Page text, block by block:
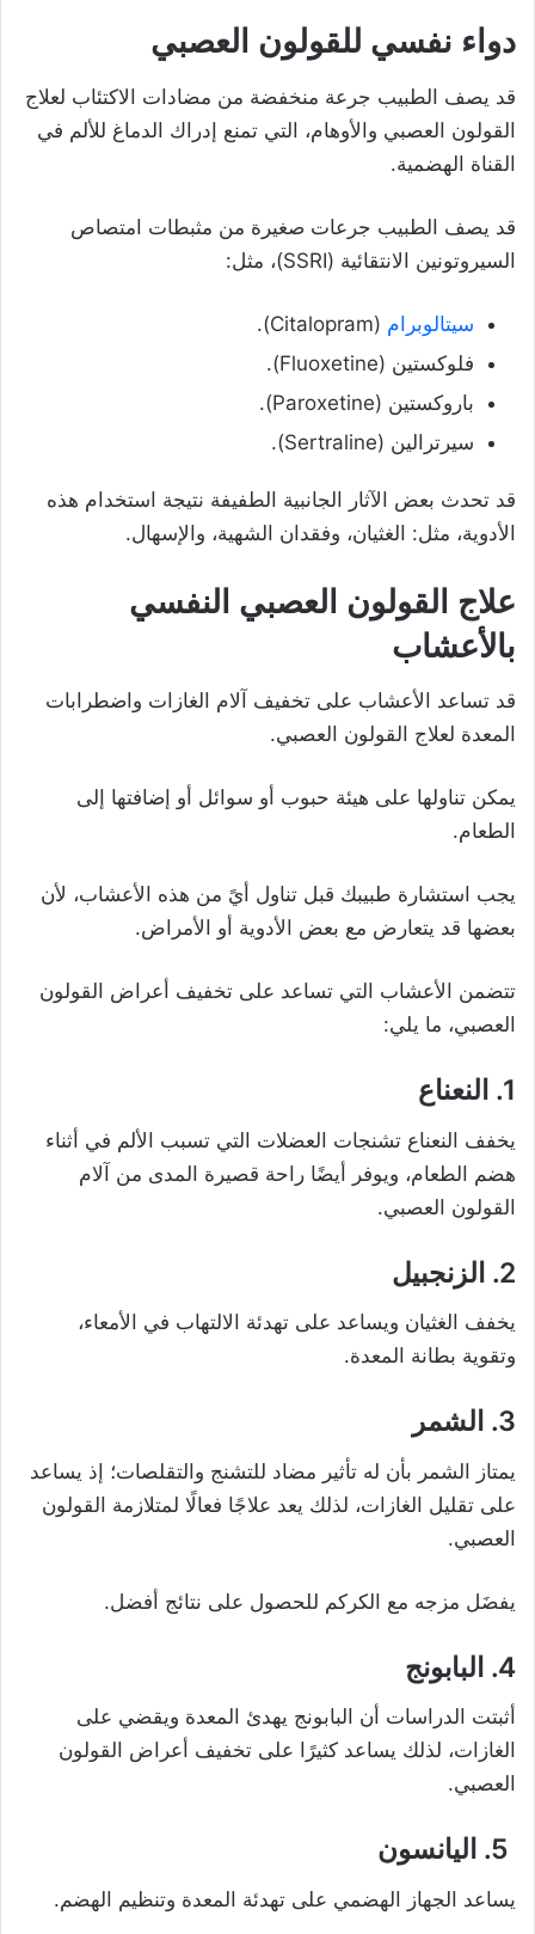
دواء نفسي للقولون العصبي
قد يصف الطبيب جرعة منخفضة من مضادات الاكتئاب لعلاج
القولون العصبي والأوهام، التي تمنع إدراك الدماغ للألم في
القناة الهضمية.
قد يصف الطبيب جرعات صغيرة من مثبطات امتصاص
السيروتونين الانتقائية (SSRI)، مثل:
سيتالوبرام (Citalopram).
فلوكستين (Fluoxetine).
باروكستين (Paroxetine).
سيرترالين (Sertraline).
قد تحدث بعض الآثار الجانبية الطفيفة نتيجة استخدام هذه
الأدوية، مثل: الغثيان، وفقدان الشهية، والإسهال.
علاج القولون العصبي النفسي
بالأعشاب
قد تساعد الأعشاب على تخفيف آلام الغازات واضطرابات
المعدة لعلاج القولون العصبي.
يمكن تناولها على هيئة حبوب أو سوائل أو إضافتها إلى
الطعام.
يجب استشارة طبيبك قبل تناول أيً من هذه الأعشاب، لأن
بعضها قد يتعارض مع بعض الأدوية أو الأمراض.
تتضمن الأعشاب التي تساعد على تخفيف أعراض القولون
العصبي، ما يلي:
1. النعناع
يخفف النعناع تشنجات العضلات التي تسبب الألم في أثناء
هضم الطعام، ويوفر أيضًا راحة قصيرة المدى من آلام
القولون العصبي.
2. الزنجبيل
يخفف الغثيان ويساعد على تهدئة الالتهاب في الأمعاء،
وتقوية بطانة المعدة.
3. الشمر
يمتاز الشمر بأن له تأثير مضاد للتشنج والتقلصات؛ إذ يساعد
على تقليل الغازات، لذلك يعد علاجًا فعالًا لمتلازمة القولون
العصبي.
يفضَل مزجه مع الكركم للحصول على نتائج أفضل.
4. البابونج
أثبتت الدراسات أن البابونج يهدئ المعدة ويقضي على
الغازات، لذلك يساعد كثيرًا على تخفيف أعراض القولون
العصبي.
اليانسون
يساعد الجهاز الهضمي على تهدئة المعدة وتنظيم الهضم.